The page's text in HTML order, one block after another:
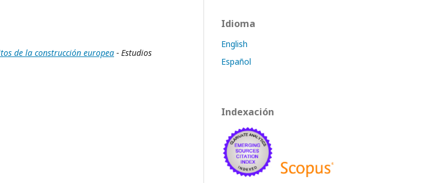
de la construcción europea - Estudios
Idioma
English
Español
Indexación